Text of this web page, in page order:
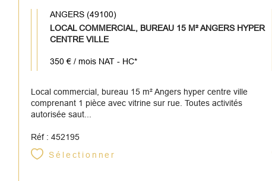
ANGERS (49100)
LOCAL COMMERCIAL, BUREAU 15 M² ANGERS HYPER
CENTRE VILLE
350 € / mois NAT - HC*
Local commercial, bureau 15 m² Angers hyper centre ville
comprenant 1 pièce avec vitrine sur rue. Toutes activités
autorisée saut...
Réf : 452195
Sélectionner